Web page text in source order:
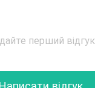
перший відгук